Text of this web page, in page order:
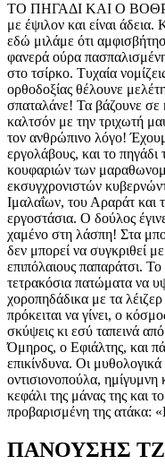
ΤΟ ΠΗΓΑΔΙ ΚΑΙ Ο ΒΟΘΡΟΣ
με έψιλον και είναι
εδώ μιλάμε ότι
φανερά ούρα
στο τσίρκο. Τυχαία
ορθοδοξίας θέλουνε
σπαταλάνε! Τα βάζουνε σε
καλτσόν με την τριχωτή
τον ανθρώπινο λόγο!
εργολάβους, και το
κουφαριών των
εκσυγχρονιστών
Ιμαλαΐων, του Αραράτ και
εργοστάσια. Ο δούλος
χαμένο στη λάσπη! Στα
δεν μπορεί να συγκριθεί
επιπόλαιους παπαράτσι.
τετρακόσια πατώματα να
χοροπηδάδικα με τα
πρόκειται να γίνει, ο
σκύψεις κι εσύ ταπεινά
Όμηρος, ο Εφιάλτης, και
επικίνδυνα. Οι
οντισιονοπούλα,
κεφάλι της μάνας της και
προβαρισμένη της ατάκα:
ΠΑΝΟΥΣΗΣ